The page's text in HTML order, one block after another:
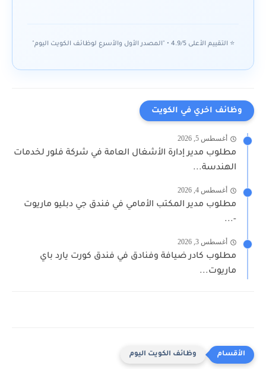
⭐ التقييم الأعلى 4.9/5 • "المصدر الأول والأسرع لوظائف الكويت اليوم"
وظائف اخري في الكويت
أغسطس 5, 2026
مطلوب مدير إدارة الأشغال العامة في شركة فلور لخدمات
الهندسة...
أغسطس 4, 2026
مطلوب مدير المكتب الأمامي في فندق جي دبليو ماريوت
-...
أغسطس 3, 2026
مطلوب كادر ضيافة وفنادق في فندق كورت يارد باي
ماريوت...
وظائف الكويت اليوم